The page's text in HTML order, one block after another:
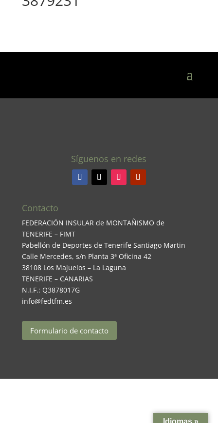
Síguenos en redes
Contacto
FEDERACIÓN INSULAR de MONTAÑISMO de
TENERIFE – FIMT
Pabellón de Deportes de Tenerife Santiago Martin
Calle Mercedes, s/n Planta 3ª Oficina 42
38108 Los Majuelos – La Laguna
TENERIFE – CANARIAS
N.I.F.: Q3878017G
info@fedtfm.es
Formulario de contacto
Idiomas »